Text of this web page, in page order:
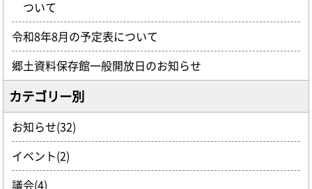
ついて
令和8年8月の予定表について
郷土資料保存館一般開放日のお知らせ
カテゴリー別
お知らせ(32)
イベント(2)
議会(4)